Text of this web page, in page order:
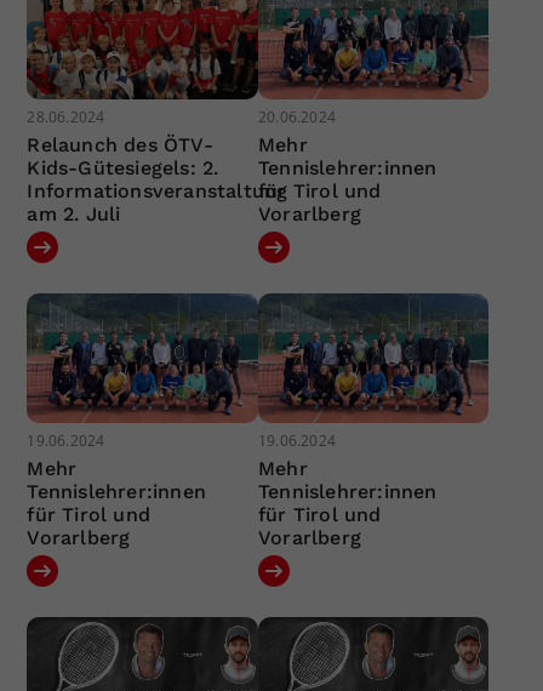
28.06.2024
Relaunch des ÖTV-
Kids-Gütesiegels: 2.
Informationsveranstaltung
am 2. Juli
20.06.2024
Mehr
Tennislehrer:innen
für Tirol und
Vorarlberg
19.06.2024
Mehr
Tennislehrer:innen
für Tirol und
Vorarlberg
19.06.2024
Mehr
Tennislehrer:innen
für Tirol und
Vorarlberg